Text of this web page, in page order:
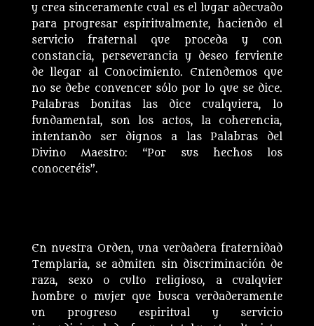
y crea sinceramente cual es el lugar adecuado
para progresar espiritualmente, haciendo el
servicio fraternal que proceda y con
constancia, perseverancia y deseo ferviente
de llegar al Conocimiento. Entendemos que
no se debe convencer sólo por lo que se dice.
Palabras bonitas las dice cualquiera, lo
fundamental, son los actos, la coherencia,
intentando ser dignos a las Palabras del
Divino Maestro: “Por sus hechos los
conoceréis”.
En nuestra Orden, una verdadera fraternidad
Templaria, se admiten sin discriminación de
raza, sexo o culto religioso, a cualquier
hombre o mujer que busca verdaderamente
un progreso espiritual y servicio